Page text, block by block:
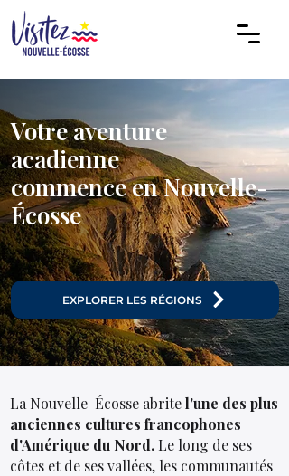
Votre aventure
acadienne
commence en Nouvelle-
Écosse
EXPLORER LES RÉGIONS
La Nouvelle-Écosse abritel'une des plus
anciennes cultures francophones
d'Amérique du Nord. Le long de ses
côtes et de ses vallées, les communautés